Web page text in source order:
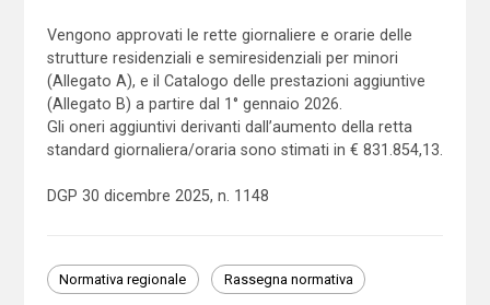
Vengono approvati le rette giornaliere e orarie delle
strutture residenziali e semiresidenziali per minori
(Allegato A), e il Catalogo delle prestazioni aggiuntive
(Allegato B) a partire dal 1° gennaio 2026.
Gli oneri aggiuntivi derivanti dall’aumento della retta
standard giornaliera/oraria sono stimati in € 831.854,13.
DGP 30 dicembre 2025, n. 1148
Normativa regionale Rassegna normativa